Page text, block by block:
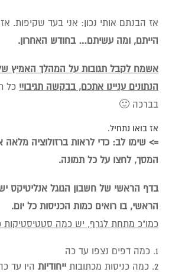
אז הבנתם אותי נכון: אני בעד שקיפות.
הייתם, ומה עשיתם… בחודש האחרון.
אשמח לקבל תגובות על המהלך האמיץ
הנתונים עניינו אתכם, בבקשה תגיבו!! כל
בברכה 🙂
אז בואו נתחיל.
=> שימו לב: כדי לראות ברזולוציה מלאה
המסך, לחצו על כל תמונה.
בדף הראשי של חשבון הגוגל אנליטיקס
הראשי, בו רואים כמות הכניסות כל יום.
כמו"כ מתחת לגרף, יש כמה סטטיסטיקות
כמה דפים נצפו עד כה
כמה כניסות מכתובות ייחודיות היו עד